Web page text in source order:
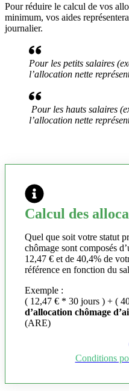
Pour réduire le calcul de vos
minimum, vos aides
journalier.
Pour les petits salaires
l’allocation nette
Pour les hauts salaires
l’allocation nette
Calcul des
Quel que soit votre statut
chômage sont composés
12,47 € et de 40,4% de
référence en fonction du
Exemple :
( 12,47 € * 30 jours ) + (
d’allocation chômage
(ARE)
Conditions